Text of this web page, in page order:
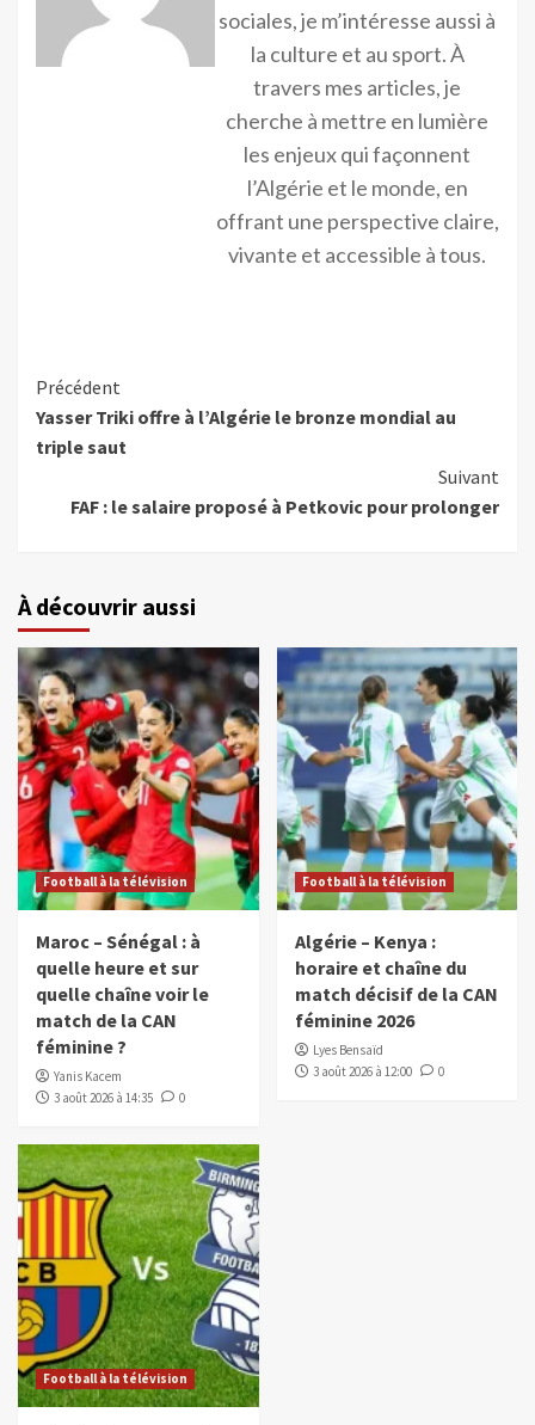
sociales, je m’intéresse aussi à
la culture et au sport. À
travers mes articles, je
cherche à mettre en lumière
les enjeux qui façonnent
l’Algérie et le monde, en
offrant une perspective claire,
vivante et accessible à tous.
Précédent
Yasser Triki offre à l’Algérie le bronze mondial au
triple saut
Suivant
FAF : le salaire proposé à Petkovic pour prolonger
À découvrir aussi
Football à la télévision
Maroc – Sénégal : à
quelle heure et sur
quelle chaîne voir le
match de la CAN
féminine ?
Yanis Kacem
3 août 2026 à 14:35
0
Football à la télévision
Algérie – Kenya :
horaire et chaîne du
match décisif de la CAN
féminine 2026
Lyes Bensaïd
3 août 2026 à 12:00
0
Football à la télévision